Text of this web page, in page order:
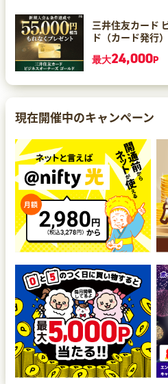
三井住友カード
ド（カード発行）
最大24,000P
現在開催中のキャンペーン